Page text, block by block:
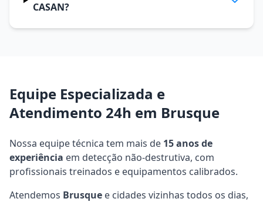
CASAN?
Equipe Especializada e
Atendimento 24h em Brusque
Nossa equipe técnica tem mais de 15 anos de
experiência em detecção não-destrutiva, com
profissionais treinados e equipamentos calibrados.
Atendemos Brusque e cidades vizinhas todos os dias,